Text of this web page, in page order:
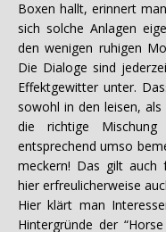
Boxen hallt, erinnert
sich solche Anlagen
den wenigen ruhigen
Die Dialoge sind
Effektgewitter unter.
sowohl in den leisen,
die richtige
entsprechend umso
meckern! Das gilt auch
hier erfreulicherweise
Hier klärt man
Hintergründe der